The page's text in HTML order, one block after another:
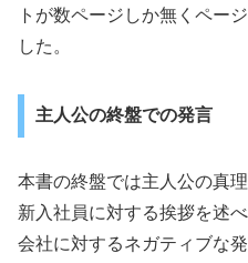
トが数ページしか無くペー
した。
主人公の終盤での発言
本書の終盤では主人公の真
新入社員に対する挨拶を述
会社に対するネガティブな